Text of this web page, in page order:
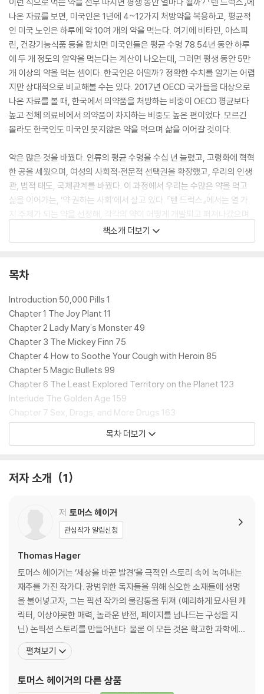
나온 자료를 보면, 미국인은 1년에 4~12가지 처방약을 복용하고, 평균적
인 미국 노인은 하루에 약 10여 개의 약을 먹는다. 여기에 비타민, 아스피
린, 건강기능식품 등을 합치면 미국인들은 평균 수명 78.54년 동안 하루
에 두 개 정도의 알약을 먹는다는 계산이 나오는데, 그러면 평생 동안 5만
개 이상의 약을 먹는 셈이다. 한국인은 어떨까? 정확한 수치를 알기는 어렵
지만 상대적으로 비교해볼 수는 있다. 2017년 OECD 국가들을 대상으로
나온 자료를 볼 때, 한국에서 의약품을 처방하는 비중이 OECD 평균보다
높고 전체 의료비에서 의약품이 차지하는 비중도 높은 편이었다. 모르긴
몰라도 한국인도 미국인 못지않은 약을 먹으며 삶을 이어갈 것이다.
약은 많은 것을 바꿨다. 인류의 평균 수명을 수십 년 늘렸고, 고령화에 혁혁
한 공을 세웠으며, 여성의 사회적·전문적 선택권을 확장했고, 우리의 인생
관, 법적 태도, 국제관계를 바꿨다. 이 과정에서 우리는 수많은 약을 먹고
삶을 이어가는, ‘약 권하는 사회’에서 살고 있다. 『텐 드럭스』에서는 열 가
지 주제가 되는 약을 선정해, 각각의 약이 어떻게 개발되고 퍼져나갔으며
세상을 바꾸었는지 흥미진진하게 엮어낸다. 여기에는 레이디 메리 같은 숨
겨진 영웅들의 사연도 있고, 클로르프로마진처럼 잘 알려지지 않았지만 몸
되지 않은 약의 어두운 그림자도 여럿 소개한다. 마약과 진통제와 관련한
분에 인류의 평균 수명이 수십 년 늘어났지만, 약의 만든 어두운 면도 짚고
넘어가겠다는 것이다. 그러면서 자연스레 약의 부작용이 커질 수밖에 없는
이유인, 거대 제약 산업의 현실과 부조리함도 고발한다. 빨려 들듯 흥미롭
게 읽을 수 있지만 묵직한 메시지도 놓치지 않는 약 연대기. 『텐 드럭스』만
의 미덕이다.
Behind every landmark drug is a story. It could be an oddball re
searcher's genius insight, a catalyzing moment in geopolitical
history, a new breakthrough technology, or an unexpected bu
t welcome side effect discovered during clinical trials. Piece t
ogether these stories, as Thomas Hager does in this remarka
r 10,000 years, Hager tells a captivating story of medicine. His
subjects include the largely forgotten female pioneer who intr
oduced smallpox inoculation to Britain, the infamous knockout
drops, the first antibiotic, which saved countless lives, the firs
t antipsychotic, which helped empty public mental hospitals,
Viagra, statins, and the new frontier of monoclonal antibodies.
This is a deep, wide-ranging, and wildly entertaining book.
책소개 더보기
목차
Introduction 50,000 Pills 1
Chapter 1 The Joy Plant 11
Chapter 2 Lady Mary's Monster 49
Chapter 3 The Mickey Finn 75
Chapter 4 How to Soothe Your Cough with Heroin 85
Chapter 5 Magic Bullets 99
Chapter 6 The Least Explored Territory on the Planet 123
Interlude The Golden Age 159
Chapter 7 Sex, Drags, and More Drugs 163
Chapter 8 The Enchanted Ring 187
Chapter 9 Statins: A Personal Story 211
Source Notes 271
목차 더보기
저자 소개 1
저 토머스 헤이거
관심작가 알림신청
Thomas Hager
토머스 헤이거는 ‘세상을 바꾼 발견’을 극적인 스토리 속에 녹여내는
재주를 가진 작가다. 광범위한 독자들을 위해 심오한 소재들에 생명
을 불어넣고자, 그는 픽션 작가의 물감통을 뒤져 (예리하게 묘사된 캐
릭터, 이상야릇한 매력, 놀라운 반전, 페이지를 넘나드는 구성을 지
닌) 논픽션 스토리를 만들어낸다. 물론 이 모든 것은 확고한 과학에
기반한다. 그의 저술은 국민적 관심을 얻어, 미국화학회가 최고의 과
학저술에 수여하는 메달(Grady-Stack Medal for Interpreting
가 수여하는 커뮤니케
펼쳐보기
토머스 헤이거의 다른 상품